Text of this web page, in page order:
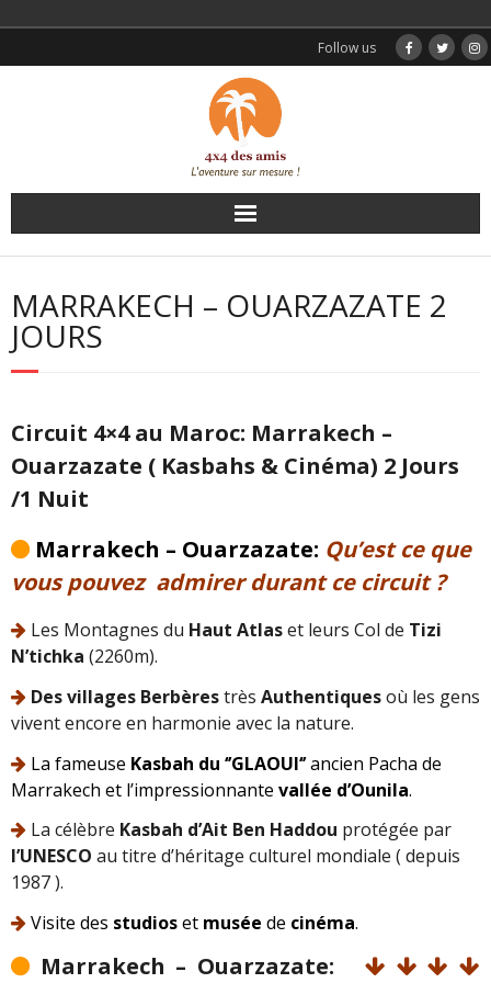
Follow us
Accueil
Nos circuits
Transferts
Témoignages
Contactez nous
Réservation
Maroc
MARRAKECH – OUARZAZATE 2
JOURS
Circuit 4×4 au Maroc: Marrakech –
Ouarzazate ( Kasbahs & Cinéma) 2 Jours
/1 Nuit
Marrakech – Ouarzazate: Qu’est ce que
vous pouvez admirer durant ce circuit ?
Les Montagnes du Haut Atlaset leurs Col de Tizi
N’tichka (2260m).
Desvillages Berbèrestrès Authentiquesoù les gens
vivent encore en harmonie avec la nature.
La fameuse Kasbah du ‘’GLAOUI‘’ancien Pacha de
Marrakech et l’impressionnante vallée d’Ounila.
La célèbre Kasbah d’Ait Ben Haddou protégée par
l’UNESCO au titre d’héritage culturel mondiale ( depuis
1987 ).
Visite des studioset musée de cinéma.
Marrakech – Ouarzazate: